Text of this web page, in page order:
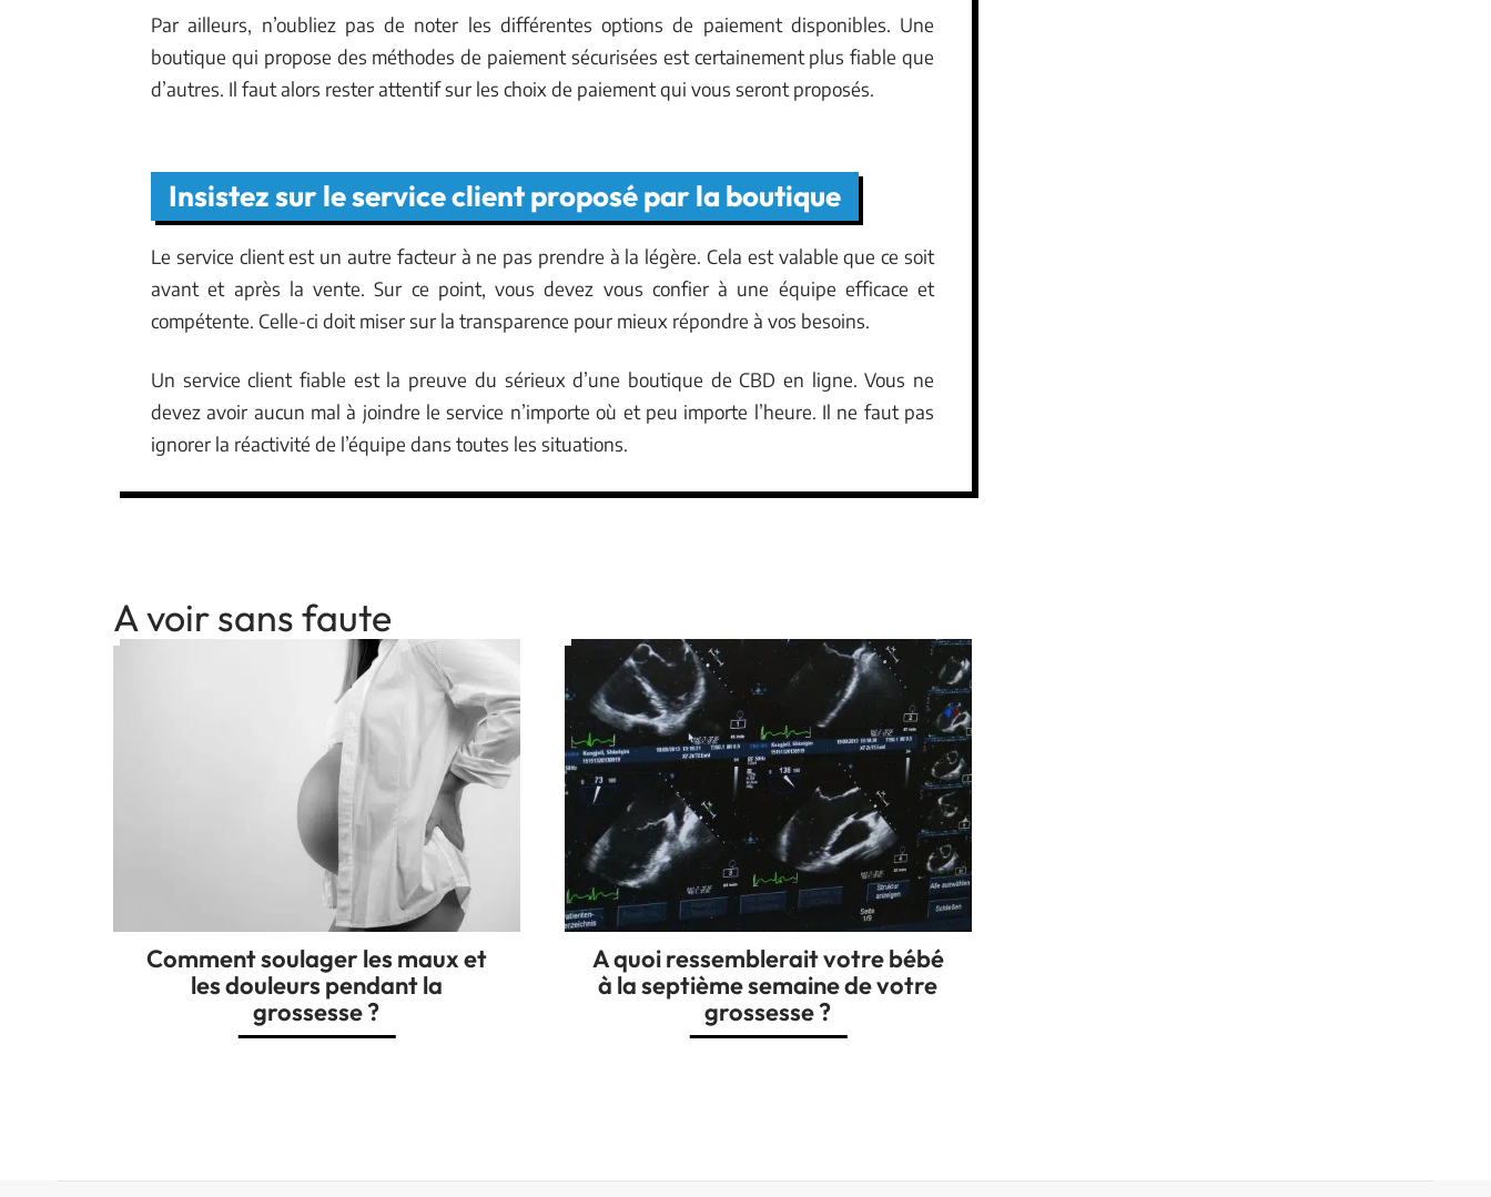
Par ailleurs, n’oubliez pas de noter les différentes options de paiement disponibles. Une
boutique qui propose des méthodes de paiement sécurisées est certainement plus fiable que
d’autres. Il faut alors rester attentif sur les choix de paiement qui vous seront proposés.
Insistez sur le service client proposé par la boutique
Le service client est un autre facteur à ne pas prendre à la légère. Cela est valable que ce soit
avant et après la vente. Sur ce point, vous devez vous confier à une équipe efficace et
compétente. Celle-ci doit miser sur la transparence pour mieux répondre à vos besoins.
Un service client fiable est la preuve du sérieux d’une boutique de CBD en ligne. Vous ne
devez avoir aucun mal à joindre le service n’importe où et peu importe l’heure. Il ne faut pas
ignorer la réactivité de l’équipe dans toutes les situations.
A voir sans faute
Comment soulager les maux et
les douleurs pendant la
grossesse ?
A quoi ressemblerait votre bébé
à la septième semaine de votre
grossesse ?